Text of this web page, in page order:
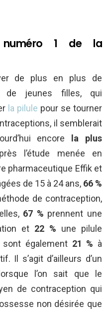
numéro 1 de la
de plus en plus de
de jeunes filles, qui
la pilule pour se tourner
il semblerait
encore
la plus
l’étude menée en
pharmaceutique Effik et
de 15 à 24 ans, 66 %
de contraception,
67 % prennent une
et 22 % une pilule
également 21 % à
Il s’agit d’ailleurs d’un
l’on sait que le
de contraception qui
non désirée que